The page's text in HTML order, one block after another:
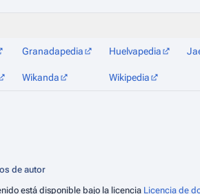
Granadapedia Huelvapedia
Wikanda Wikipedia
de autor
está disponible bajo la licencia Licencia de